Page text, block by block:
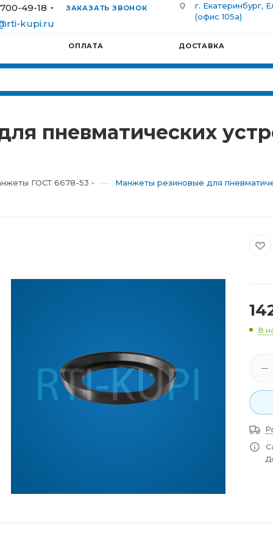
49-18 ЗАКАЗАТЬ ЗВОНОК
kupi.ru
г. Екатеринбург,
(офис 105а)
ОПЛАТА ДОСТАВКА
пневматических
ГОСТ 6678-53 — Манжеты резиновые для
В